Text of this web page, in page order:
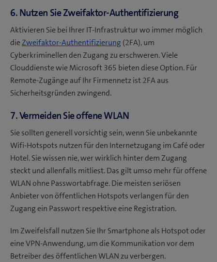
6. Nutzen Sie Zweifaktor-Authentifizierung
Aktivieren Sie bei Ihrer IT-Infrastruktur wo immer möglich
dieZweifaktor-Authentifizierung (2FA), um
Cyberkriminellen den Zugang zu erschweren. Viele
Clouddienste wie Microsoft 365 bieten diese Option. Für
Remote-Zugänge auf Ihr Firmennetz ist 2FA aus
Sicherheitsgründen zwingend.
7. Vermeiden Sie offene WLAN
Sie sollten generell vorsichtig sein, wenn Sie unbekannte
Wifi-Hotspots nutzen für den Internetzugang im Café oder
Hotel. Sie wissen nie, wer wirklich hinter dem Zugang
steckt und allenfalls mitliest. Das gilt umso mehr für offene
WLAN ohne Passwortabfrage. Die meisten seriösen
Anbieter von öffentlichen Hotspots verlangen für den
Zugang ein Passwort respektive eine Registration.
Im Zweifelsfall nutzen Sie Ihr Smartphone als Hotspot oder
eine VPN-Anwendung, um die Kommunikation vor dem
Betreiber des öffentlichen WLAN zu verbergen.